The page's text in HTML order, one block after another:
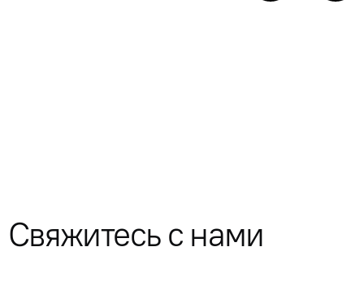
Свяжитесь с нами